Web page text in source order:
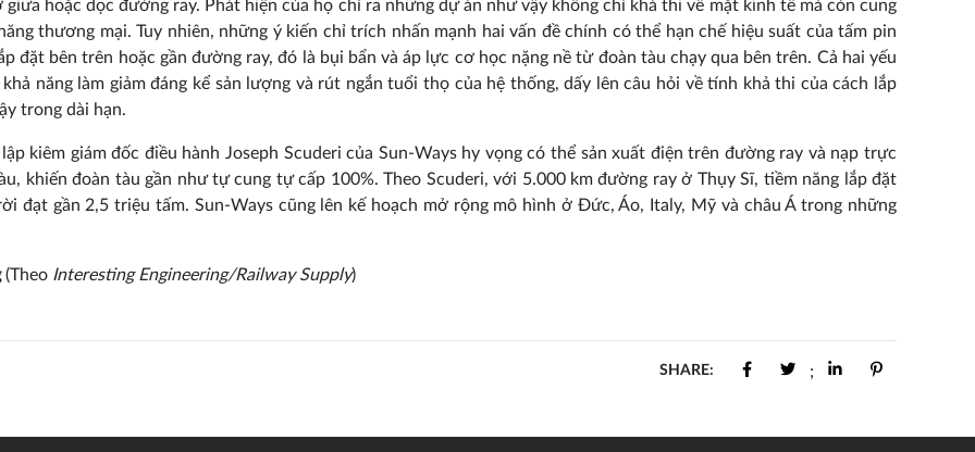
hoặc dọc đường ray. Phát hiện của họ chỉ ra những dự án như vậy không chỉ khả thi về mặt kinh tế mà còn cung
thương mại. Tuy nhiên, những ý kiến chỉ trích nhấn mạnh hai vấn đề chính có thể hạn chế hiệu suất của tấm pin
đặt bên trên hoặc gần đường ray, đó là bụi bẩn và áp lực cơ học nặng nề từ đoàn tàu chạy qua bên trên. Cả hai yếu
năng làm giảm đáng kể sản lượng và rút ngắn tuổi thọ của hệ thống, dấy lên câu hỏi về tính khả thi của cách lắp
trong dài hạn.
lập kiêm giám đốc điều hành Joseph Scuderi của Sun-Ways hy vọng có thể sản xuất điện trên đường ray và nạp trực
khiến đoàn tàu gần như tự cung tự cấp 100%. Theo Scuderi, với 5.000 km đường ray ở Thụy Sĩ, tiềm năng lắp đặt
đạt gần 2,5 triệu tấm. Sun-Ways cũng lên kế hoạch mở rộng mô hình ở Đức, Áo, Italy, Mỹ và châu Á trong những
(Theo Interesting Engineering/Railway Supply)
SHARE: ;